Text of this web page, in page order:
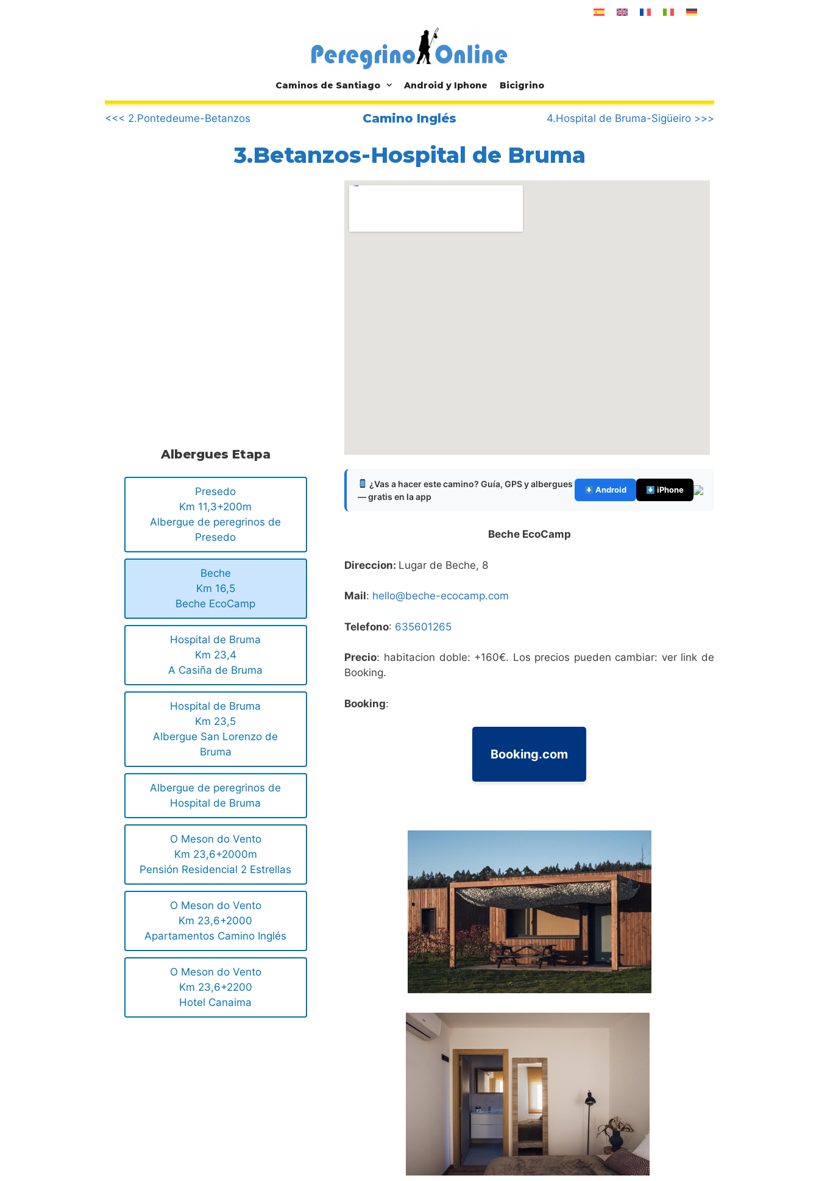
Caminos de Santiago Android y Iphone Bicigrino
.
<<< 2.Pontedeume-Betanzos
Camino Inglés 4.Hospital de Bruma-Sigüeiro >>>
3.Betanzos-Hospital de Bruma
Albergues Etapa
Presedo
Km 11,3+200m
Albergue de peregrinos de
Presedo
Beche
Km 16,5
Beche EcoCamp
Hospital de Bruma
Km 23,4
A Casiña de Bruma
Hospital de Bruma
Km 23,5
Albergue San Lorenzo de
Bruma
Albergue de peregrinos de
Hospital de Bruma
O Meson do Vento
Km 23,6+2000m
Pensión Residencial 2 Estrellas
O Meson do Vento
Km 23,6+2000
Apartamentos Camino Inglés
O Meson do Vento
Km 23,6+2200
Hotel Canaima
¿Vas a hacer este camino? Guía, GPS y albergues
— gratis en la app
Android iPhone
Beche EcoCamp
Direccion: Lugar de Beche, 8
Mail: hello@beche-ecocamp.com
Telefono: 635601265
Precio: habitacion doble: +160€. Los precios pueden cambiar: ver link de
Booking.
Booking:
Booking.com